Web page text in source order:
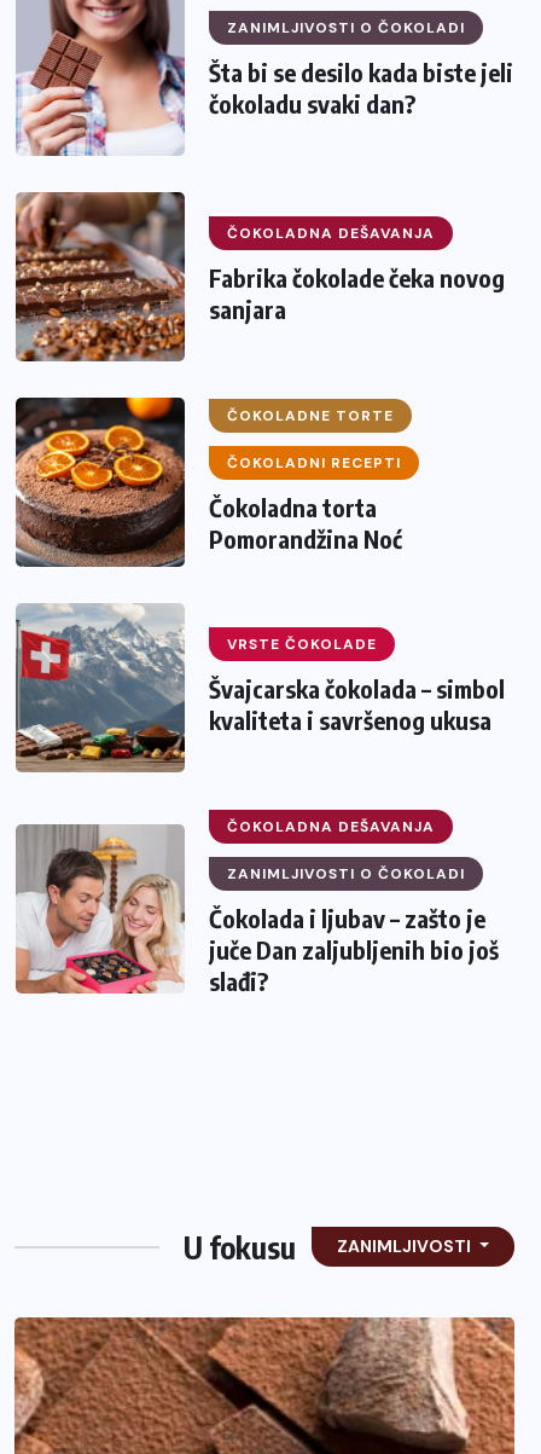
ZANIMLJIVOSTI O ČOKOLADI
Šta bi se desilo kada biste jeli
čokoladu svaki dan?
ČOKOLADNA DEŠAVANJA
Fabrika čokolade čeka novog
sanjara
ČOKOLADNE TORTE
ČOKOLADNI RECEPTI
Čokoladna torta
Pomorandžina Noć
VRSTE ČOKOLADE
Švajcarska čokolada – simbol
kvaliteta i savršenog ukusa
ČOKOLADNA DEŠAVANJA
ZANIMLJIVOSTI O ČOKOLADI
Čokolada i ljubav – zašto je
juče Dan zaljubljenih bio još
slađi?
U fokusu ZANIMLJIVOSTI